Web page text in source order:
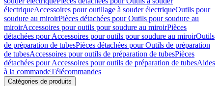
électriqueAccessoires pour outillage à souder électriqueOutils pour
soudure au miroirPièces détachées pour Outils pour soudure au
miroirAccessoires pour outils pour soudure au miroirPièces
détachées pour Accessoires pour outils pour soudure au miroirOutils
de préparation de tubesPièces détachées pour Outils de préparation
de tubesAccessoires pour outils de préparation de tubesPièces
détachées pour Accessoires pour outils de préparation de tubesAides
à la commandeTélécommandes
Catégories de produits